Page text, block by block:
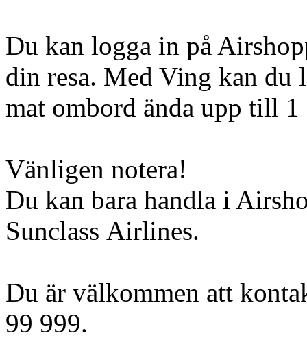
Du kan logga in på
din resa. Med Ving kan du
mat ombord ända upp till 1
Vänligen notera!
Du kan bara handla i
Sunclass Airlines.
Du är välkommen att
99 999.